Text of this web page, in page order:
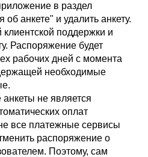
в раздел
анкете" и удалить анкету.
поддержки и
Распоряжение будет
рабочих дней с момента
необходимые
не является
оплат
все платежные сервисы
распоряжение о
Поэтому, сам